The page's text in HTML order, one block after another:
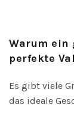
Warum ein
perfekte
Es gibt viele
das ideale